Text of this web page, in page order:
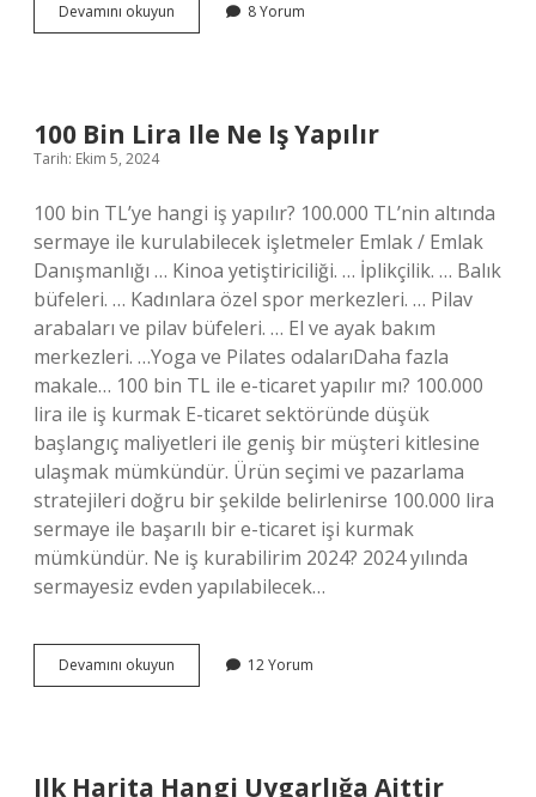
Devamını okuyun
Açığa
8 Yorum
100 Bin Lira Ile Ne Iş Yapılır
Tarih: Ekim 5, 2024
100 bin TL’ye hangi iş yapılır? 100.000 TL’nin altında
sermaye ile kurulabilecek işletmeler Emlak / Emlak
Danışmanlığı … Kinoa yetiştiriciliği. … İplikçilik. … Balık
büfeleri. … Kadınlara özel spor merkezleri. … Pilav
arabaları ve pilav büfeleri. … El ve ayak bakım
merkezleri. …Yoga ve Pilates odalarıDaha fazla
makale… 100 bin TL ile e-ticaret yapılır mı? 100.000
lira ile iş kurmak E-ticaret sektöründe düşük
başlangıç ​​maliyetleri ile geniş bir müşteri kitlesine
ulaşmak mümkündür. Ürün seçimi ve pazarlama
stratejileri doğru bir şekilde belirlenirse 100.000 lira
sermaye ile başarılı bir e-ticaret işi kurmak
mümkündür. Ne iş kurabilirim 2024? 2024 yılında
sermayesiz evden yapılabilecek…
Devamını okuyun
Bin
Yapılır
12 Yorum
Ilk Harita Hangi Uygarlığa Aittir